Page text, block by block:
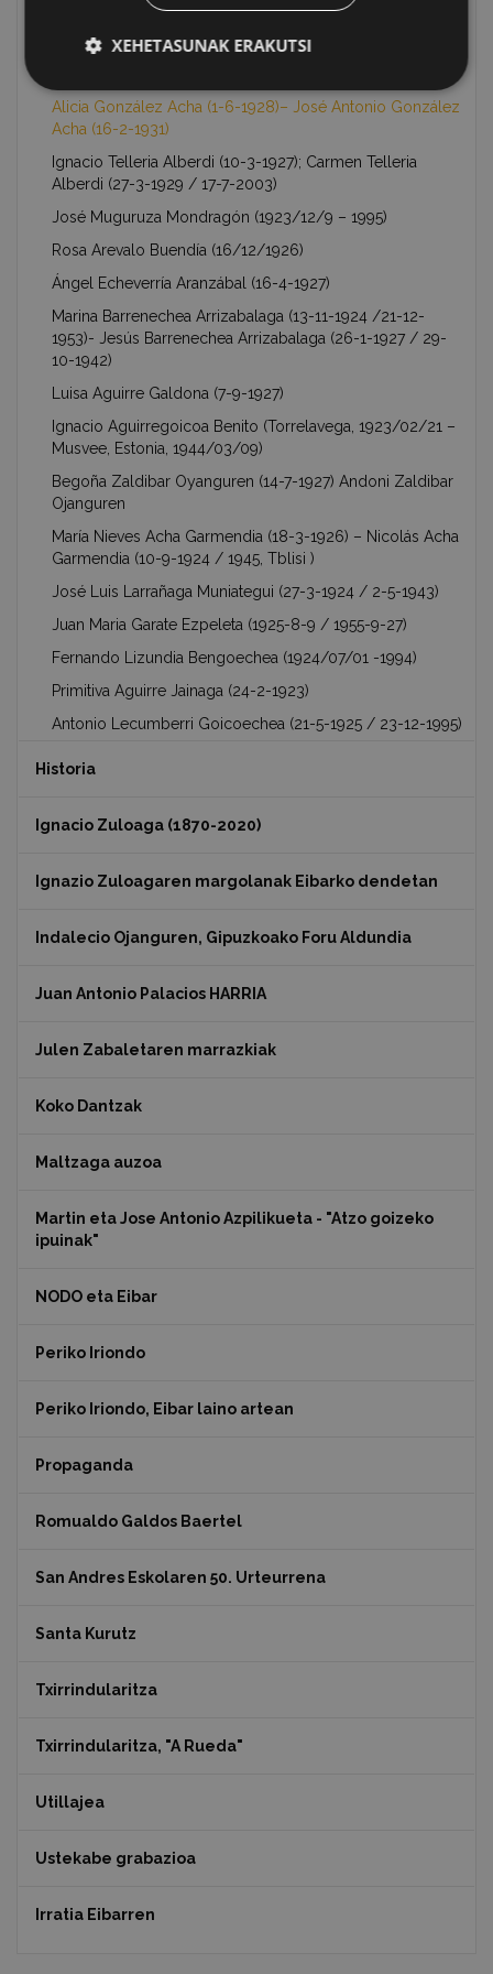
Laura Irasuegui Otal (1923-11-26 / 2016-10-06)
José Uribe-Echeverría Eguía (14-4-1925 / 16-2-2006)
Alicia González Acha (1-6-1928)– José Antonio González
Acha (16-2-1931)
Ignacio Telleria Alberdi (10-3-1927); Carmen Telleria
Alberdi (27-3-1929 / 17-7-2003)
José Muguruza Mondragón (1923/12/9 – 1995)
Rosa Arevalo Buendía (16/12/1926)
Ángel Echeverría Aranzábal (16-4-1927)
Marina Barrenechea Arrizabalaga (13-11-1924 /21-12-
1953)- Jesús Barrenechea Arrizabalaga (26-1-1927 / 29-
10-1942)
Luisa Aguirre Galdona (7-9-1927)
Ignacio Aguirregoicoa Benito (Torrelavega, 1923/02/21 –
Musvee, Estonia, 1944/03/09)
Begoña Zaldibar Oyanguren (14-7-1927) Andoni Zaldibar
Ojanguren
María Nieves Acha Garmendia (18-3-1926) – Nicolás Acha
Garmendia (10-9-1924 / 1945, Tblisi )
José Luis Larrañaga Muniategui (27-3-1924 / 2-5-1943)
Juan Maria Garate Ezpeleta (1925-8-9 / 1955-9-27)
Fernando Lizundia Bengoechea (1924/07/01 -1994)
Primitiva Aguirre Jainaga (24-2-1923)
Antonio Lecumberri Goicoechea (21-5-1925 / 23-12-1995)
Historia
Ignacio Zuloaga (1870-2020)
Ignazio Zuloagaren margolanak Eibarko dendetan
Indalecio Ojanguren, Gipuzkoako Foru Aldundia
Juan Antonio Palacios HARRIA
Julen Zabaletaren marrazkiak
Koko Dantzak
Maltzaga auzoa
Martin eta Jose Antonio Azpilikueta - "Atzo goizeko
ipuinak"
NODO eta Eibar
Periko Iriondo
Periko Iriondo, Eibar laino artean
Propaganda
Romualdo Galdos Baertel
San Andres Eskolaren 50. Urteurrena
Santa Kurutz
Txirrindularitza
Txirrindularitza, "A Rueda"
Utillajea
Ustekabe grabazioa
Irratia Eibarren
XEHETASUNAK ERAKUTSI